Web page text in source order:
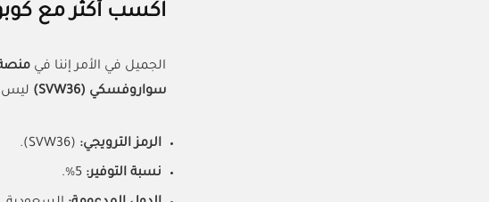
اكسب أكثر مع
الجميل في الأمر إننا في
سواروفسكي (SVW36)
ليس
الرمز الترويجي: (SVW36).
نسبة التوفير: 5%.